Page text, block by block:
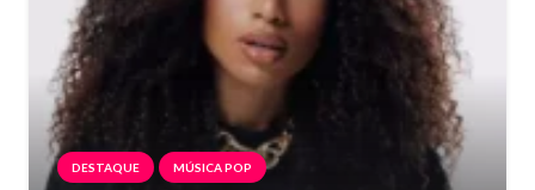
DESTAQUE MÚSICA POP